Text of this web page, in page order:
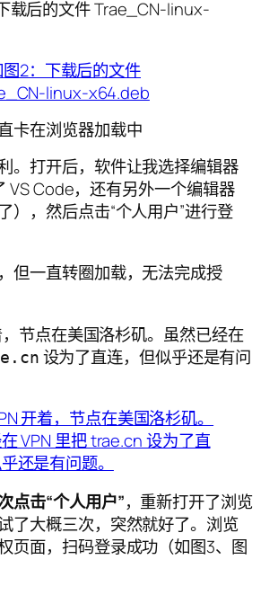
载后的文件 Trae_CN-linux-
卡在浏览器加载中
。打开后，软件让我选择编辑器
Code，还有另外一个编辑器
），然后点击“个人用户”进行登
但一直转圈加载，无法完成授
，节点在美国洛杉矶。虽然已经在
设为了直连，但似乎还是有问
点击“个人用户”，重新打开了浏览
了大概三次，突然就好了。浏览
页面，扫码登录成功（如图3、图